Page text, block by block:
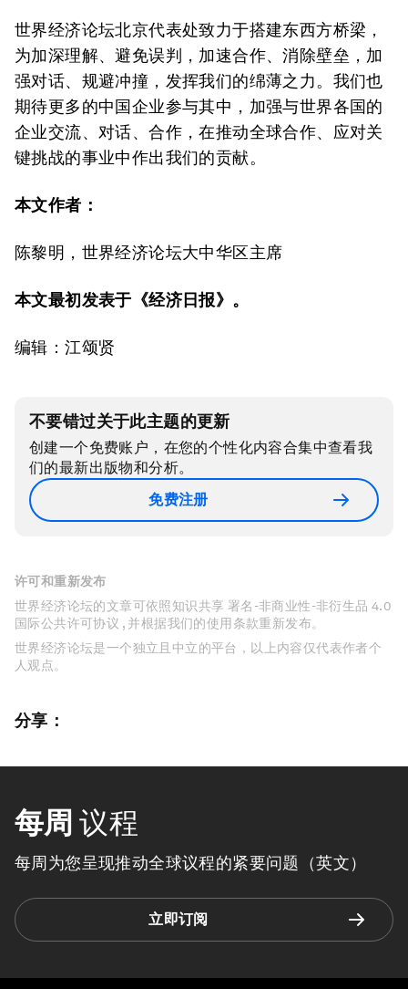
世界经济论坛北京代表处致力于搭建东西方桥梁，
为加深理解、避免误判，加速合作、消除壁垒，加
强对话、规避冲撞，发挥我们的绵薄之力。我们也
期待更多的中国企业参与其中，加强与世界各国的
企业交流、对话、合作，在推动全球合作、应对关
键挑战的事业中作出我们的贡献。
本文作者：
陈黎明，世界经济论坛大中华区主席
本文最初发表于《经济日报》。
编辑：江颂贤
不要错过关于此主题的更新
创建一个免费账户，在您的个性化内容合集中查看我
们的最新出版物和分析。
免费注册
许可和重新发布
世界经济论坛的文章可依照知识共享 署名-非商业性-非衍生品 4.0
国际公共许可协议 , 并根据我们的使用条款重新发布。
世界经济论坛是一个独立且中立的平台，以上内容仅代表作者个
人观点。
分享：
每周 议程
每周为您呈现推动全球议程的紧要问题（英文）
立即订阅